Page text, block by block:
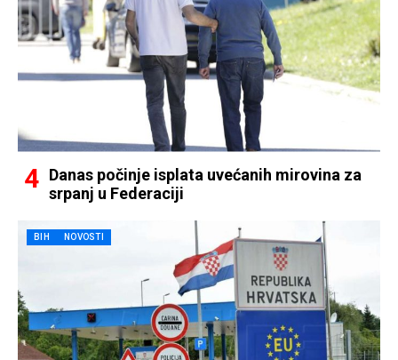
Danas počinje isplata uvećanih mirovina za
srpanj u Federaciji
BIH NOVOSTI